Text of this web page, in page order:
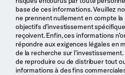
base de ces informations. Veuillez
ne prennent nullement en compte
objectifs d’investissement
reçoivent. Enfin, ces informations
répondre aux exigences légales en
de la recherche sur
de reproduire ou de distribuer tout
informations à des fins